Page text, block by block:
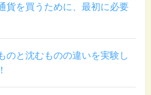
貨を買うために、最初に必要
のと沈むものの違いを実験し